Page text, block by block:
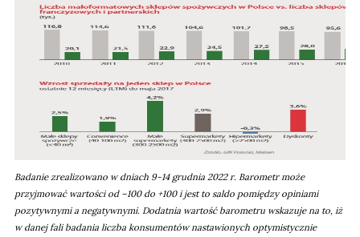
Badanie zrealizowano w dniach 9-14 grudnia 2022 r. Barometr może
przyjmować wartości od –100 do +100 i jest to saldo pomiędzy opiniami
pozytywnymi a negatywnymi. Dodatnia wartość barometru wskazuje na to, iż
w danej fali badania liczba konsumentów nastawionych optymistycznie